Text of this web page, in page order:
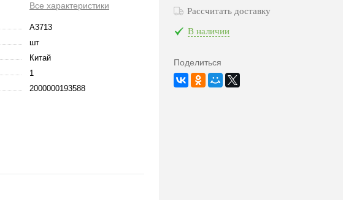
Все характеристики
A3713
шт
Китай
1
2000000193588
Рассчитать доставку
В наличии
Поделиться